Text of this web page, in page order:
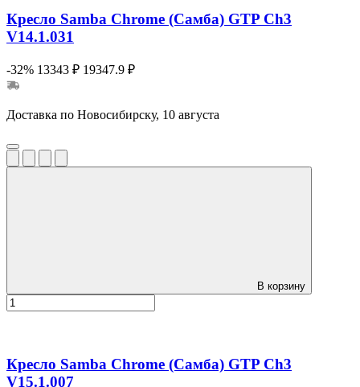
Кресло Samba Chrome (Самба) GTP Ch3
V14.1.031
-32% 13343 ₽ 19347.9 ₽
Доставка по Новосибирску, 10 августа
В корзину
Кресло Samba Chrome (Самба) GTP Ch3
V15.1.007